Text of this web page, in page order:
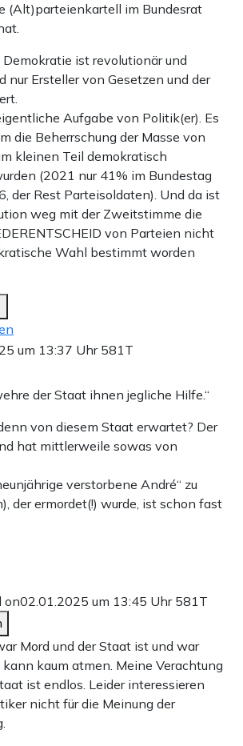
(Alt)parteienkartell im Bundesrat
ist revolutionär und
nur Ersteller von Gesetzen und der
Aufgabe von Politik(er). Es
die Beherrschung der Masse von
kleinen Teil demokratisch
(2021 nur 41% im Bundestag
der Rest Parteisoldaten). Und da ist
weg mit der Zweitstimme die
von Parteien nicht
Wahl bestimmt worden
um 13:37 Uhr 581T
der Staat ihnen jegliche Hilfe.“
von diesem Staat erwartet? Der
hat mittlerweile sowas von
verstorbene André“ zu
der ermordet(!) wurde, ist schon fast
on02.01.2025 um 13:45 Uhr 581T
Mord und der Staat ist und war
kaum atmen. Meine Verachtung
ist endlos. Leider interessieren
nicht für die Meinung der